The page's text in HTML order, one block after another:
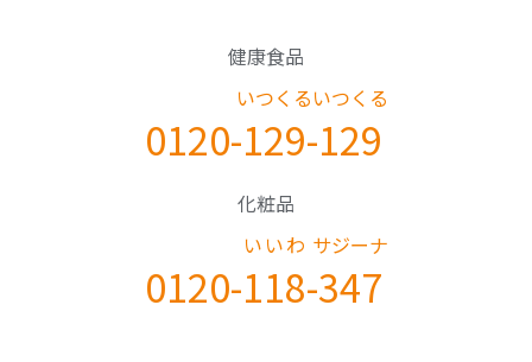
健康食品
0120-129
いつくる
-129
いつくる
化粧品
0120-118
いいわ
-347
サジーナ